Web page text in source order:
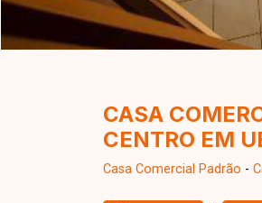
CASA
CENTRO EM
Casa Comercial Padrão -